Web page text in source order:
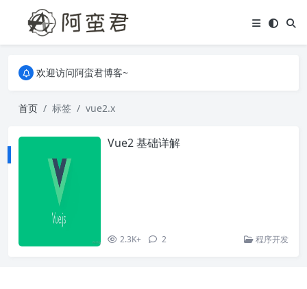
关于本站，有任何疑问都可以评论或留言。
欢迎访问阿蛮君博客~
欢迎访问阿蛮君博客~
首页 标签 vue2.x
Vue2 基础详解
2.3K+ 2 程序开发